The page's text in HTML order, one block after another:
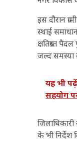
इस दौरान
स्थाई
क्षतिग्रस्त
जल्द समस्या
यह भी
सहयोग
के भी निर्देश